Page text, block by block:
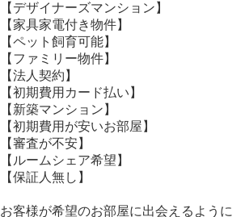
【デザイナーズマンション】
【家具家電付き物件】
【ペット飼育可能】
【ファミリー物件】
【法人契約】
【初期費用カード払い】
【新築マンション】
【初期費用が安いお部屋】
【審査が不安】
【ルームシェア希望】
【保証人無し】
お客様が希望のお部屋に出会えるように